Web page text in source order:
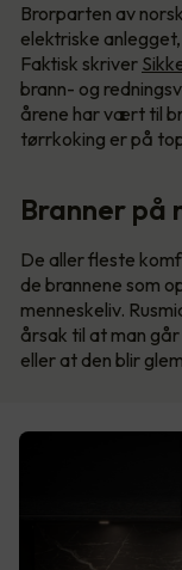
Brorparten av
elektriske
Faktisk skriver
brann- og
årene har vært til
tørrkoking er på
Branner på
De aller fleste
de brannene som
menneskeliv.
årsak til at man
eller at den blir